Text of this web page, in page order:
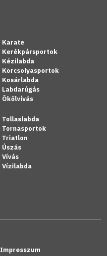
Karate
Kerékpársportok
Kézilabda
Korcsolyasportok
Kosárlabda
Labdarúgás
Ökölvívás
Tollaslabda
Tornasportok
Triatlon
Úszás
Vívás
Vízilabda
Impresszum